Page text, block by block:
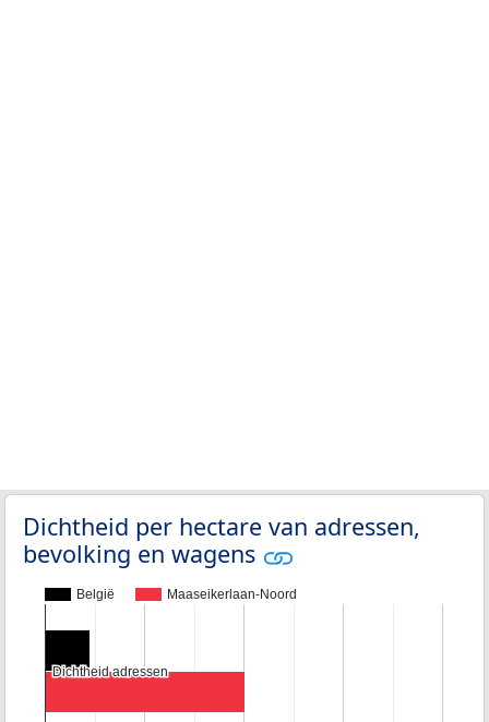
Dichtheid per hectare van adressen,
bevolking en wagens
België Maaseikerlaan-Noord
Dichtheid adressen
Dichtheid adressen